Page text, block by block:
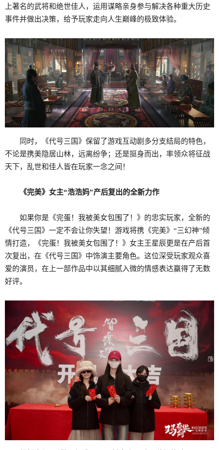
上著名的武将和绝世佳人，运用谋略亲身参与解决各种重大历史
事件并做出决策，给予玩家走向人生巅峰的极致体验。
同时，《代号三国》保留了游戏互动剧多分支结局的特色，
不论是携美隐居山林，远离纷争；还是挺身而出，率领众将征战
天下，乱世和佳人皆在玩家一念之间！
《完美》女主“浩浩妈”产后复出的全新力作
如果你是《完蛋！我被美女包围了！》的忠实玩家，全新的
《代号三国》一定不会让你失望！游戏将携《完美》“三幻神”倾
情打造，《完蛋！我被美女包围了！》女主王星辰更是在产后首
次复出，在《代号三国》中饰演主要角色。这位深受玩家观众喜
爱的演员，在上一部作品中以其细腻入微的情感表达赢得了无数
好评。